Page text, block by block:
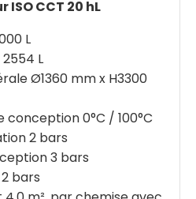
CCT 20 hL
L
L
Ø1360 mm x H3300
0°C / 100°C
2 bars
3 bars
bars